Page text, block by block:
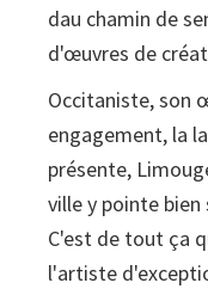
dau chamin de
d'œuvres de
Occitaniste, son
engagement, la
présente,
ville y pointe bien
C'est de tout ça
l'artiste